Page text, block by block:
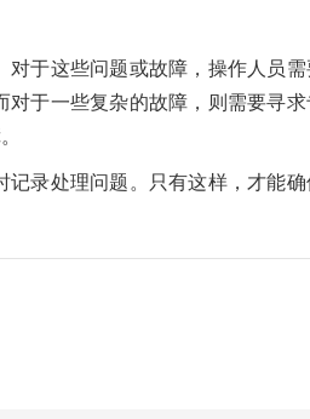
于这些问题或故障，操作人员
于一些复杂的故障，则需要寻
录处理问题。只有这样，才能